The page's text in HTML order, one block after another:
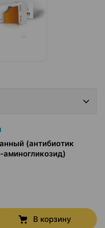
(антибиотик
В корзину